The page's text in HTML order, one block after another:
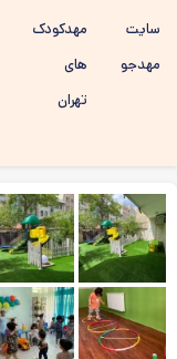
سایت
مهدجو
مهدکودک
های
تهران